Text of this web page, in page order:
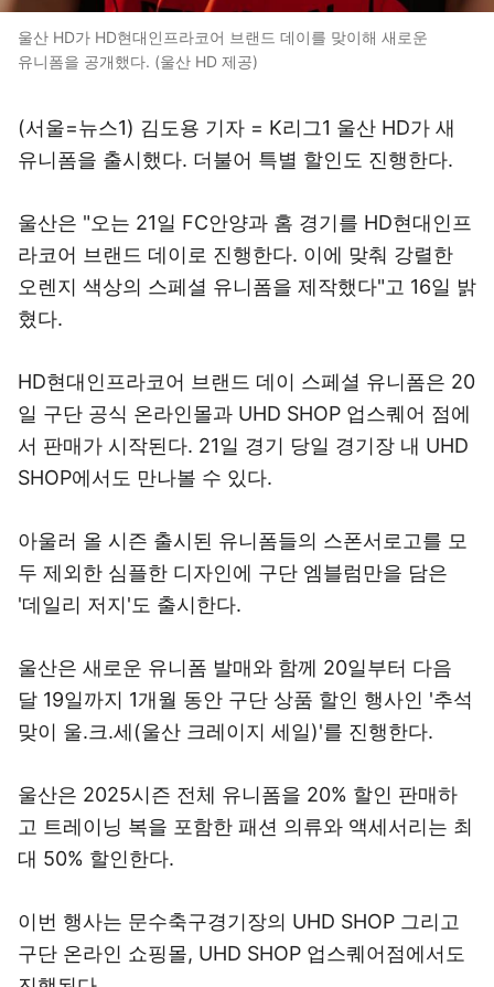
울산 HD가 HD현대인프라코어 브랜드 데이를 맞이해 새로운
유니폼을 공개했다. (울산 HD 제공)
(서울=뉴스1) 김도용 기자 = K리그1 울산 HD가 새
유니폼을 출시했다. 더불어 특별 할인도 진행한다.
울산은 "오는 21일 FC안양과 홈 경기를 HD현대인프
라코어 브랜드 데이로 진행한다. 이에 맞춰 강렬한
오렌지 색상의 스페셜 유니폼을 제작했다"고 16일 밝
혔다.
HD현대인프라코어 브랜드 데이 스페셜 유니폼은 20
일 구단 공식 온라인몰과 UHD SHOP 업스퀘어 점에
서 판매가 시작된다. 21일 경기 당일 경기장 내 UHD
SHOP에서도 만나볼 수 있다.
아울러 올 시즌 출시된 유니폼들의 스폰서로고를 모
두 제외한 심플한 디자인에 구단 엠블럼만을 담은
'데일리 저지'도 출시한다.
울산은 새로운 유니폼 발매와 함께 20일부터 다음
달 19일까지 1개월 동안 구단 상품 할인 행사인 '추석
맞이 울.크.세(울산 크레이지 세일)'를 진행한다.
울산은 2025시즌 전체 유니폼을 20% 할인 판매하
고 트레이닝 복을 포함한 패션 의류와 액세서리는 최
대 50% 할인한다.
이번 행사는 문수축구경기장의 UHD SHOP 그리고
구단 온라인 쇼핑몰, UHD SHOP 업스퀘어점에서도